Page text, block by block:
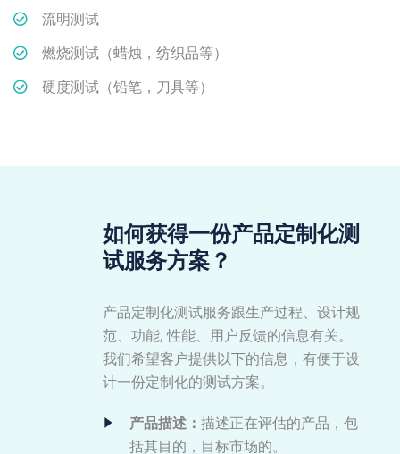
流明测试
燃烧测试（蜡烛，纺织品等）
硬度测试（铅笔，刀具等）
如何获得一份产品定制化测
试服务方案？
产品定制化测试服务跟生产过程、设计规
范、功能, 性能、用户反馈的信息有关。
我们希望客户提供以下的信息，有便于设
计一份定制化的测试方案。
产品描述： 描述正在评估的产品，包
括其目的，目标市场的。